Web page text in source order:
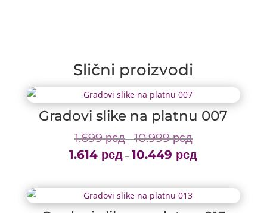
Slični proizvodi
Gradovi slike na platnu 007
1.699рсд – 10.999рсдPrice
range:
10.999 рсд
1.614 рсд – 10.449 рсд